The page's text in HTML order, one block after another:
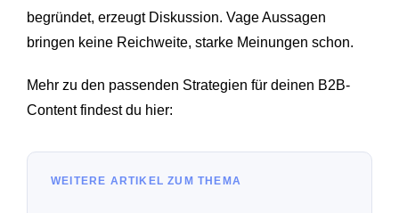
begründet, erzeugt Diskussion. Vage Aussagen
bringen keine Reichweite, starke Meinungen schon.
Mehr zu den passenden Strategien für deinen B2B-
Content findest du hier:
WEITERE ARTIKEL ZUM THEMA